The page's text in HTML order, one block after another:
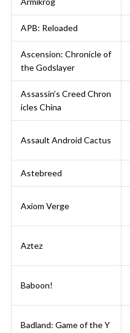
APB: Reloaded
Ascension: Chronicle of
the Godslayer
Assassin’s Creed Chron
icles China
Assault Android Cactus
Astebreed
Axiom Verge
Aztez
Baboon!
Badland: Game of the Y